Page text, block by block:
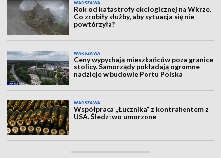
WARSZAWA
Rok od katastrofy ekologicznej na Wkrze.
Co zrobiły służby, aby sytuacja się nie
powtórzyła?
WARSZAWA
Ceny wypychają mieszkańców poza granice
stolicy. Samorządy pokładają ogromne
nadzieje w budowie Portu Polska
WARSZAWA
Współpraca „Łucznika” z kontrahentem z
USA. Śledztwo umorzone